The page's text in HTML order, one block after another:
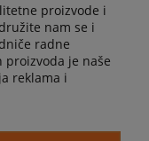
proizvode i
nam se i
radne
proizvoda je naše
reklama i